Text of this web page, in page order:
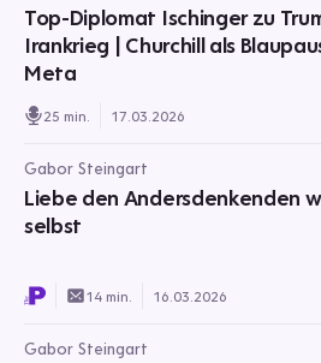
Top-Diplomat Ischinger zu
Irankrieg | Churchill als
Meta
25 min. 17.03.2026
Gabor Steingart
Liebe den Andersdenkenden
selbst
14 min. 16.03.2026
Gabor Steingart